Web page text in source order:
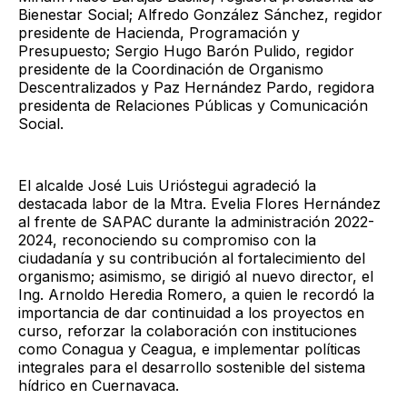
Bienestar Social; Alfredo González Sánchez, regidor
presidente de Hacienda, Programación y
Presupuesto; Sergio Hugo Barón Pulido, regidor
presidente de la Coordinación de Organismo
Descentralizados y Paz Hernández Pardo, regidora
presidenta de Relaciones Públicas y Comunicación
Social.
El alcalde José Luis Urióstegui agradeció la
destacada labor de la Mtra. Evelia Flores Hernández
al frente de SAPAC durante la administración 2022-
2024, reconociendo su compromiso con la
ciudadanía y su contribución al fortalecimiento del
organismo; asimismo, se dirigió al nuevo director, el
Ing. Arnoldo Heredia Romero, a quien le recordó la
importancia de dar continuidad a los proyectos en
curso, reforzar la colaboración con instituciones
como Conagua y Ceagua, e implementar políticas
integrales para el desarrollo sostenible del sistema
hídrico en Cuernavaca.